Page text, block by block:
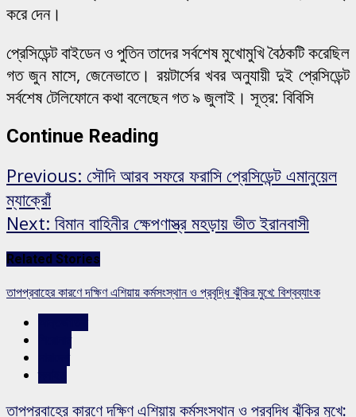
করে দেন।
প্রেসিডেন্ট বাইডেন ও পুতিন তাদের সর্বশেষ মুখোমুখি বৈঠকটি করেছিল
গত জুন মাসে, জেনেভাতে। রয়টার্সের খবর অনুযায়ী দুই প্রেসিডেন্ট
সর্বশেষ টেলিফোনে কথা বলেছেন গত ৯ জুলাই। সূত্র: বিবিসি
Continue Reading
Previous: সৌদি আরব সফরে ফরাসি প্রেসিডেন্ট এমানুয়েল
ম্যাক্রোঁ
Next: বিমান বাহিনীর ক্ষেপণাস্ত্র মহড়ায় ভীত ইরানবাসী
Related Stories
তাপপ্রবাহের কারণে দক্ষিণ এশিয়ায় কর্মসংস্থান ও প্রবৃদ্ধি ঝুঁকির মুখে: বিশ্বব্যাংক
তাপপ্রবাহের কারণে দক্ষিণ এশিয়ায় কর্মসংস্থান ও প্রবৃদ্ধি ঝুঁকির মুখে: